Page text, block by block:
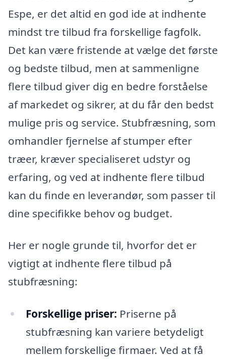
Espe, er det altid en god ide at indhente
mindst tre tilbud fra forskellige fagfolk.
Det kan være fristende at vælge det første
og bedste tilbud, men at sammenligne
flere tilbud giver dig en bedre forståelse
af markedet og sikrer, at du får den bedst
mulige pris og service. Stubfræsning, som
omhandler fjernelse af stumper efter
træer, kræver specialiseret udstyr og
erfaring, og ved at indhente flere tilbud
kan du finde en leverandør, som passer til
dine specifikke behov og budget.
Her er nogle grunde til, hvorfor det er
vigtigt at indhente flere tilbud på
stubfræsning:
Forskellige priser: Priserne på
stubfræsning kan variere betydeligt
mellem forskellige firmaer. Ved at få